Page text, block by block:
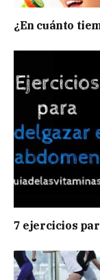
¿En cuánto
7 ejercicios